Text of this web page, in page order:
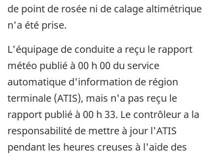
de point de rosée ni de calage altimétrique
n'a été prise.
L'équipage de conduite a reçu le rapport
météo publié à 00 h 00 du service
automatique d'information de région
terminale (ATIS), mais n'a pas reçu le
rapport publié à 00 h 33. Le contrôleur a la
responsabilité de mettre à jour l'ATIS
pendant les heures creuses à l'aide des